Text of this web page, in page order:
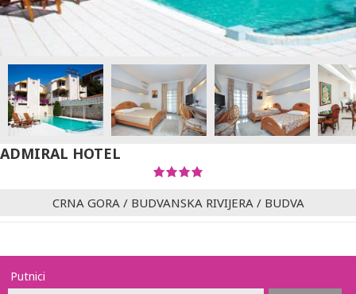
ADMIRAL HOTEL
CRNA GORA / BUDVANSKA RIVIJERA / BUDVA
Putnici